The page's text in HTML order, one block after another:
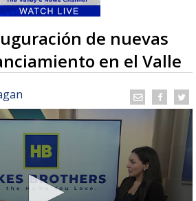
de nuevas
en el Valle